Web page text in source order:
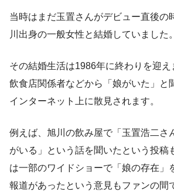
当時はまだ玉置さんがデビュー直後の
川出身の一般女性と結婚していました。
その結婚生活は1986年に終わりを迎
飲食店関係者などから「娘がいた」と
インターネット上に散見されます。
例えば、旭川の飲み屋で「玉置浩二さ
がいる」という話を聞いたという投稿
は一部のワイドショーで「娘の存在」
報道があったという意見もファンの間